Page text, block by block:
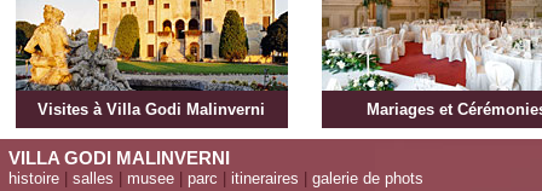
Visites à Villa Godi Malinverni Mariages et
VILLA GODI MALINVERNI
histoire salles musee parc itineraires galerie de phots